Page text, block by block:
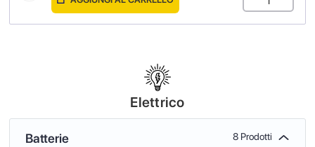
Elettrico
Batterie 8 Prodotti